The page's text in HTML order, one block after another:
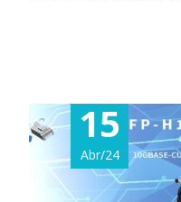
15
Abr/24